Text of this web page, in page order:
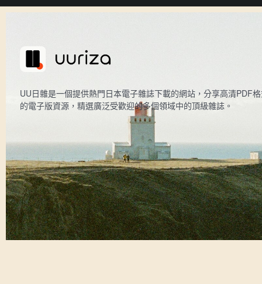
UU日雜是一個提供熱門日本電子雜誌下載的網站，分享高清PDF
的電子版資源，精選廣泛受歡迎的多個領域中的頂級雜誌。